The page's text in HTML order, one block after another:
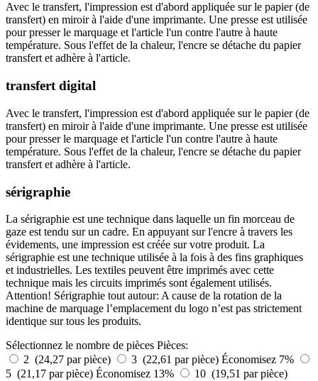
Avec le transfert, l'impression est d'abord appliquée sur le papier (de
transfert) en miroir à l'aide d'une imprimante. Une presse est utilisée
pour presser le marquage et l'article l'un contre l'autre à haute
température. Sous l'effet de la chaleur, l'encre se détache du papier
transfert et adhère à l'article.
transfert digital
Avec le transfert, l'impression est d'abord appliquée sur le papier (de
transfert) en miroir à l'aide d'une imprimante. Une presse est utilisée
pour presser le marquage et l'article l'un contre l'autre à haute
température. Sous l'effet de la chaleur, l'encre se détache du papier
transfert et adhère à l'article.
sérigraphie
La sérigraphie est une technique dans laquelle un fin morceau de
gaze est tendu sur un cadre. En appuyant sur l'encre à travers les
évidements, une impression est créée sur votre produit. La
sérigraphie est une technique utilisée à la fois à des fins graphiques
et industrielles. Les textiles peuvent être imprimés avec cette
technique mais les circuits imprimés sont également utilisés.
Attention! Sérigraphie tout autour: A cause de la rotation de la
machine de marquage l’emplacement du logo n’est pas strictement
identique sur tous les produits.
Sélectionnez le nombre de pièces Pièces:
2 (24,27 par pièce)
3 (22,61 par pièce) Économisez 7%
5 (21,17 par pièce) Économisez 13%
10 (19,51 par pièce)